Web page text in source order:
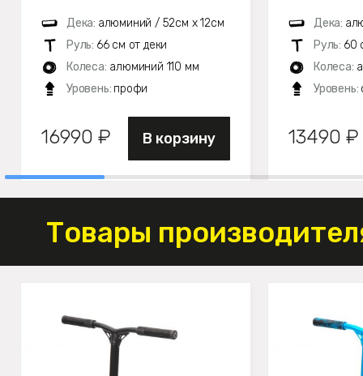
Дека: алюминий / 52см х 12см
Руль: 66 см от деки
Колеса: алюминий 110 мм
Уровень: профи
16990 ₽ В корзину
Дека:
Руль: 60
Колеса:
Уровень:
13490 ₽
Товары